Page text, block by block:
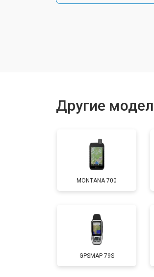
Другие
MONTANA 700
GPSMAP 79S